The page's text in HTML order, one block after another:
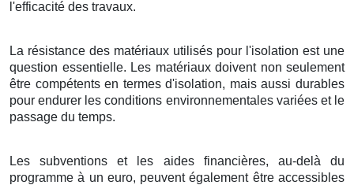
l'efficacité des travaux.
La résistance des matériaux utilisés pour l'isolation est une
question essentielle. Les matériaux doivent non seulement
être compétents en termes d'isolation, mais aussi durables
pour endurer les conditions environnementales variées et le
passage du temps.
Les subventions et les aides financières, au-delà du
programme à un euro, peuvent également être accessibles